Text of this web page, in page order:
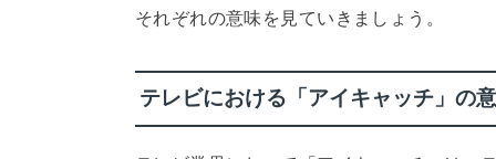
それぞれの意味を見ていきましょう。
テレビにおける「アイキャッチ」の